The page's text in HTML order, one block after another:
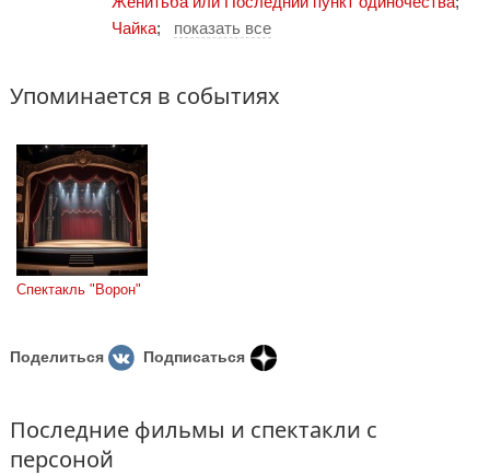
Чайка; показать все
Упоминается в событиях
Спектакль "Ворон"
Поделиться Подписаться
Последние фильмы и спектакли с
персоной